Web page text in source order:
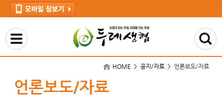
언론보도/자료
HOME > 공지/자료 > 언론보도/자료